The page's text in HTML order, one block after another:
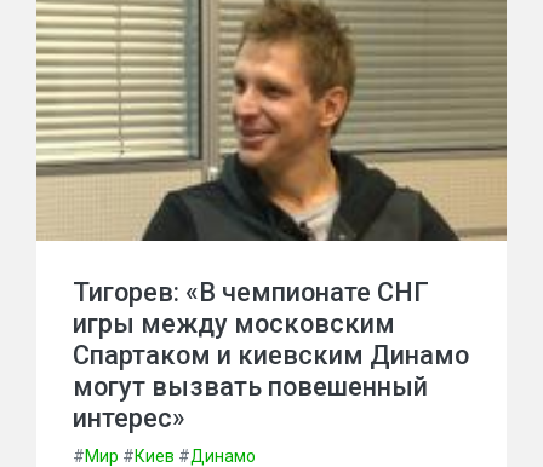
Тигорев: «В чемпионате СНГ
игры между московским
Спартаком и киевским Динамо
могут вызвать повешенный
интерес»
#Мир #Киев #Динамо